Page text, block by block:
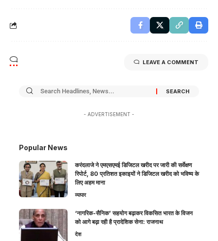
LEAVE A COMMENT
- ADVERTISEMENT -
Popular News
करंदलाजे ने एमएसएमई डिजिटल खरीद पर जारी की सर्वेक्षण
रिपोर्ट, 80 प्रतिशत इकाइयों ने डिजिटल खरीद को भविष्य के
लिए अहम माना
व्यापार
‘नागरिक-सैनिक’ सहयोग बढ़ाकर विकसित भारत के विजन
को आगे बढ़ा रही है प्रादेशिक सेना: राजनाथ
देश